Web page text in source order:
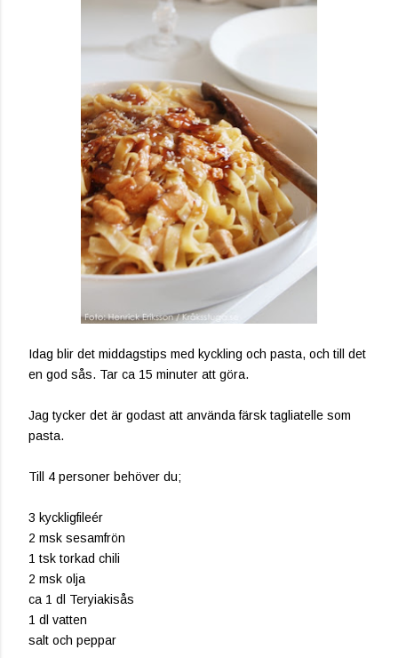
Idag blir det middagstips med kyckling och pasta, och till det
en god sås. Tar ca 15 minuter att göra.
Jag tycker det är godast att använda färsk tagliatelle som
pasta.
Till 4 personer behöver du;
3 kyckligfileér
2 msk sesamfrön
1 tsk torkad chili
2 msk olja
ca 1 dl Teryiakisås
1 dl vatten
salt och peppar